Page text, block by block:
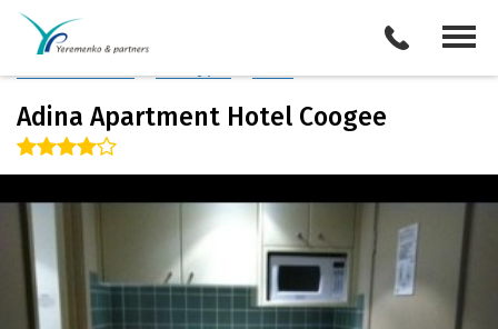
Австралия
Описание отеля
Adina Apartment Hotel Coogee